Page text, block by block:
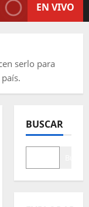
EN VIVO
serlo para
BUSCAR